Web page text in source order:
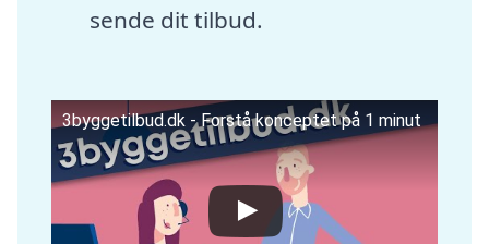
sende dit tilbud.
3byggetilbud.dk - Forstå konceptet på 1 minut